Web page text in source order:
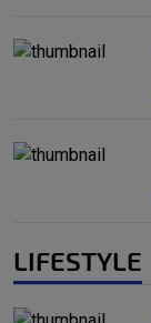
LIFESTYLE